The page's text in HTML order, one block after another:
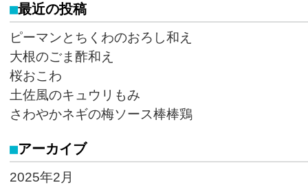
最近の投稿
ピーマンとちくわのおろし和え
大根のごま酢和え
桜おこわ
土佐風のキュウリもみ
さわやかネギの梅ソース棒棒鶏
アーカイブ
2025年2月